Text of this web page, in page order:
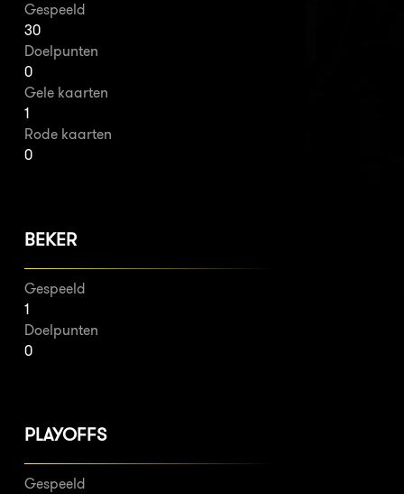
Gespeeld
30
Doelpunten
0
Gele kaarten
1
Rode kaarten
0
BEKER
Gespeeld
1
Doelpunten
0
PLAYOFFS
Gespeeld